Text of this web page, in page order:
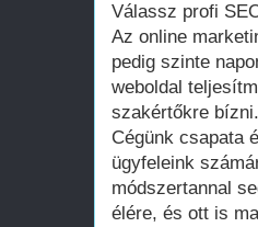
Válassz profi
Az online
pedig szinte
weboldal
szakértőkre bízni.
Cégünk csapata
ügyfeleink
módszertannal
élére, és ott is